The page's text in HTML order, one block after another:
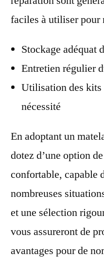
faciles à utiliser pour
Stockage adéquat
Entretien régulier
Utilisation des kits
nécessité
En adoptant un
dotez d’une option
confortable, capable
nombreuses
et une sélection
vous assureront de
avantages pour de